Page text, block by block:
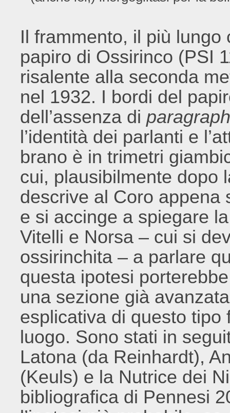
Il frammento, il più
papiro di Ossirinco (PSI
risalente alla seconda
nel 1932. I bordi del
dell’assenza di
l’identità dei parlanti e
brano è in trimetri
cui, plausibilmente dopo
descrive al Coro appena
e si accinge a spiegare
Vitelli e Norsa – cui si
ossirinchita – a parlare
questa ipotesi
una sezione già
esplicativa di questo
luogo. Sono stati in
Latona (da Reinhardt),
(Keuls) e la Nutrice dei
bibliografica di Pennesi